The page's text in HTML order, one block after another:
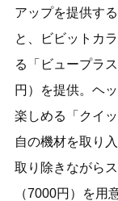
アップを提供す
と、ビビットカ
る「ビュープラ
円）を提供。ヘ
楽しめる「クイ
自の機材を取り
取り除きながら
（7000円）を用